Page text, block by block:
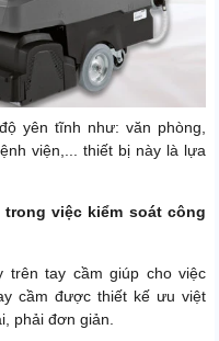
yên tĩnh như: văn phòng,
viện,... thiết bị này là lựa
việc kiểm soát công
trên tay cầm giúp cho việc
cầm được thiết kế ưu việt
phải đơn giản.